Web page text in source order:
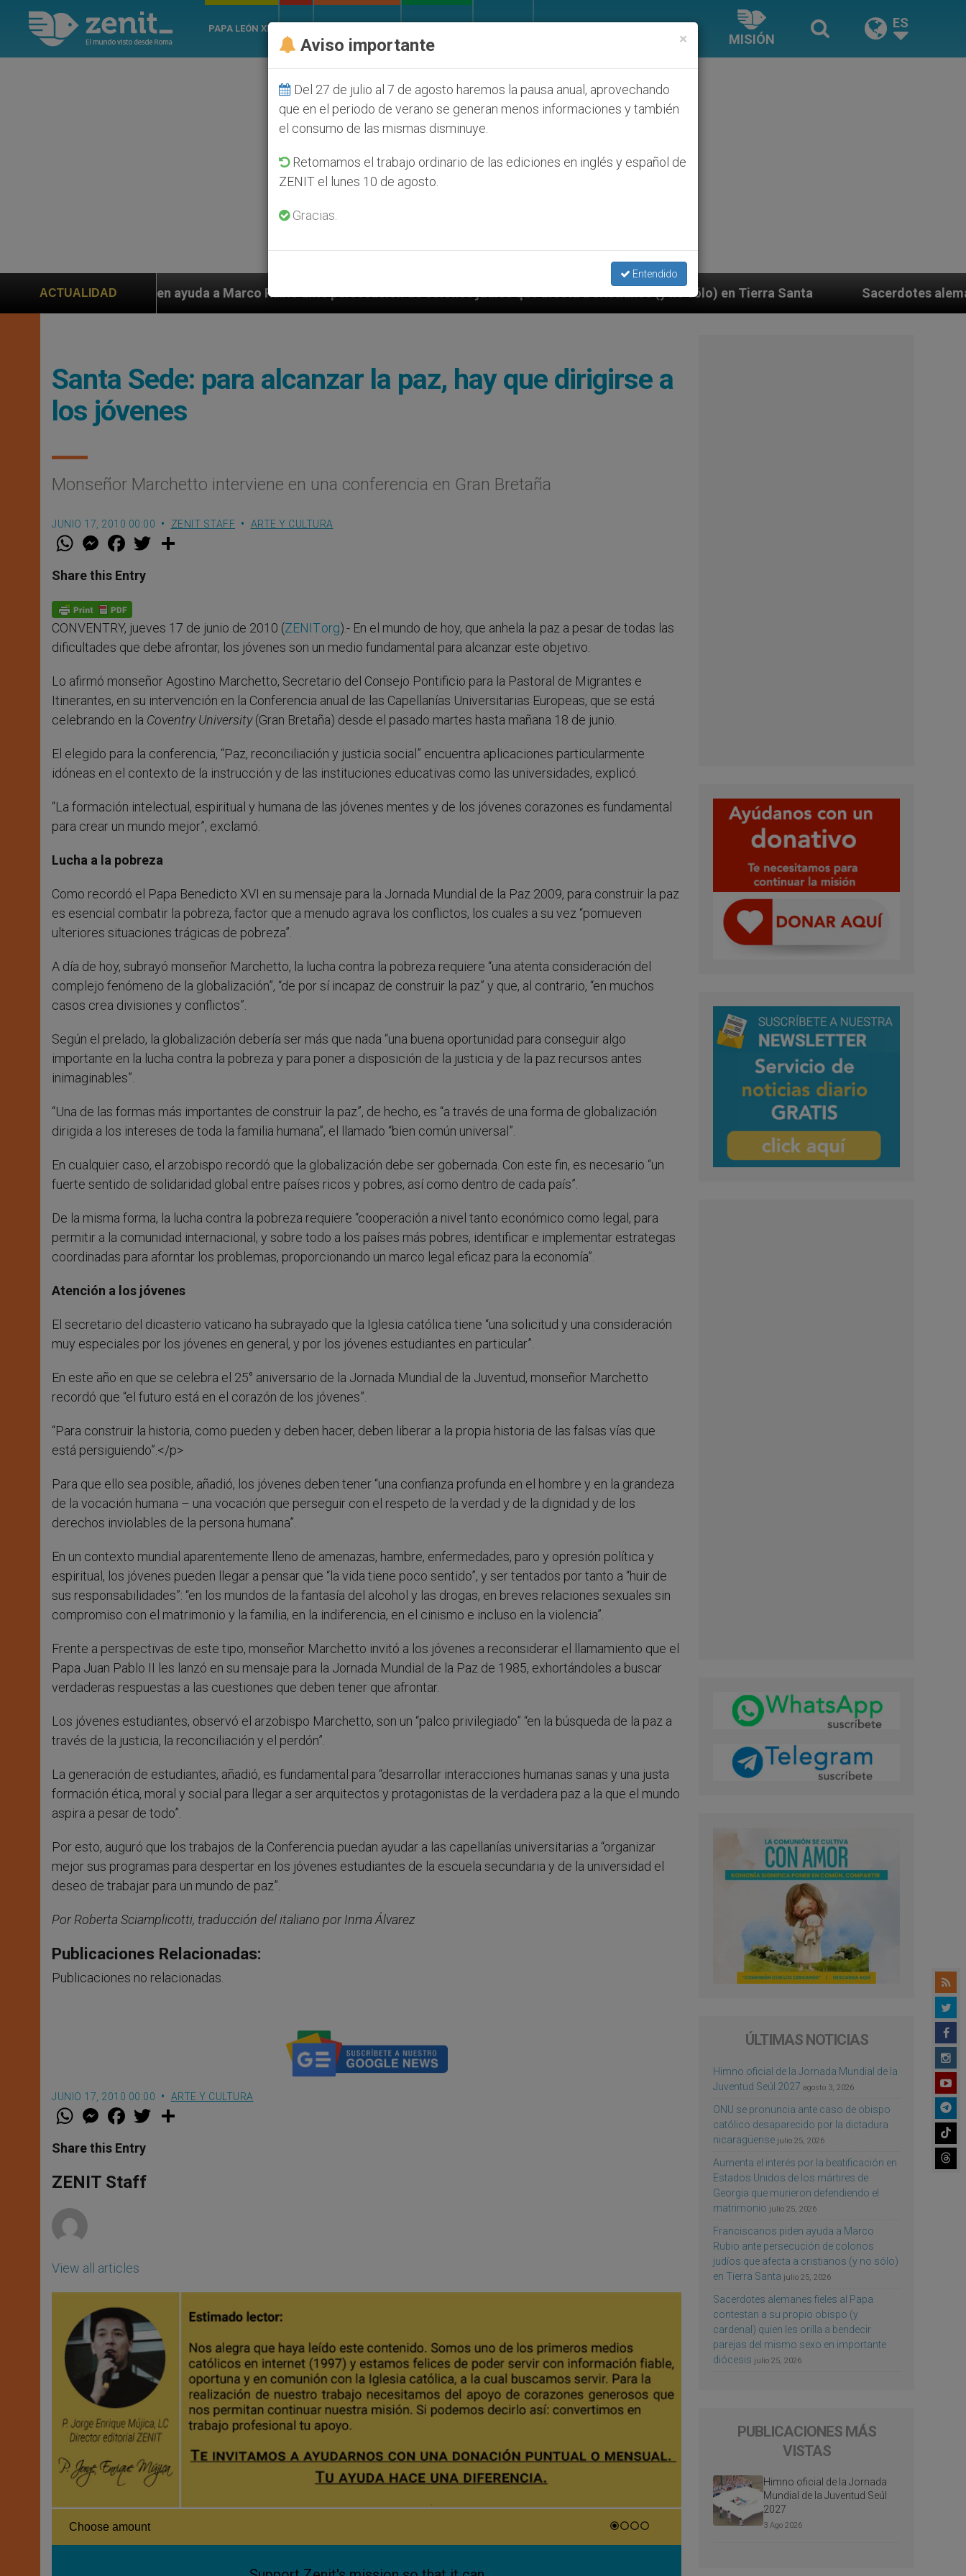
PAPA LEÓN XIV
MISIÓN
ES
ACTUALIDAD
ayuda a Marco Rubio ante persecución de colonos judíos que afecta a cristianos (y no sólo) en Tierra Santa Sacerdotes alemanes fieles al Papa
Santa Sede: para alcanzar la paz, hay que dirigirse a
los jóvenes
Monseñor Marchetto interviene en una conferencia en Gran Bretaña
JUNIO 17, 2010 00:00 ZENIT STAFF ARTE Y CULTURA
W
t
s
p
p
M
e
s
e
g
e
r
F
a
e
b
o
k
w
Share this Entry
CONVENTRY, jueves 17 de junio de 2010 (ZENIT.org).- En el mundo de hoy, que anhela la paz a pesar de todas las
dificultades que debe afrontar, los jóvenes son un medio fundamental para alcanzar este objetivo.
Lo afirmó monseñor Agostino Marchetto, Secretario del Consejo Pontificio para la Pastoral de Migrantes e
Itinerantes, en su intervención en la Conferencia anual de las Capellanías Universitarias Europeas, que se está
celebrando en la Coventry University(Gran Bretaña) desde el pasado martes hasta mañana 18 de junio.
El elegido para la conferencia, “Paz, reconciliación y justicia social” encuentra aplicaciones particularmente
idóneas en el contexto de la instrucción y de las instituciones educativas como las universidades, explicó.
“La formación intelectual, espiritual y humana de las jóvenes mentes y de los jóvenes corazones es fundamental
para crear un mundo mejor”, exclamó.
Lucha a la pobreza
Como recordó el Papa Benedicto XVI en su mensaje para la Jornada Mundial de la Paz 2009, para construir la paz
es esencial combatir la pobreza, factor que a menudo agrava los conflictos, los cuales a su vez “pomueven
ulteriores situaciones trágicas de pobreza”.
A día de hoy, subrayó monseñor Marchetto, la lucha contra la pobreza requiere “una atenta consideración del
complejo fenómeno de la globalización”, “de por sí incapaz de construir la paz” y que, al contrario, “en muchos
casos crea divisiones y conflictos”.
Según el prelado, la globalización debería ser más que nada “una buena oportunidad para conseguir algo
importante en la lucha contra la pobreza y para poner a disposición de la justicia y de la paz recursos antes
inimaginables”.
“Una de las formas más importantes de construir la paz”, de hecho, es “a través de una forma de globalización
dirigida a los intereses de toda la familia humana”, el llamado “bien común universal”.
En cualquier caso, el arzobispo recordó que la globalización debe ser gobernada. Con este fin, es necesario “un
fuerte sentido de solidaridad global entre países ricos y pobres, así como dentro de cada país”.
De la misma forma, la lucha contra la pobreza requiere “cooperación a nivel tanto económico como legal, para
permitir a la comunidad internacional, y sobre todo a los países más pobres, identificar e implementar estrategas
coordinadas para aforntar los problemas, proporcionando un marco legal eficaz para la economía”.
Atención a los jóvenes
El secretario del dicasterio vaticano ha subrayado que la Iglesia católica tiene “una solicitud y una consideración
muy especiales por los jóvenes en general, y por los jóvenes estudiantes en particular”.
En este año en que se celebra el 25° aniversario de la Jornada Mundial de la Juventud, monseñor Marchetto
recordó que “el futuro está en el corazón de los jóvenes”.
“Para construir la historia, como pueden y deben hacer, deben liberar a la propia historia de las falsas vías que
está persiguiendo”.</p>
Para que ello sea posible, añadió, los jóvenes deben tener “una confianza profunda en el hombre y en la grandeza
de la vocación humana – una vocación que perseguir con el respeto de la verdad y de la dignidad y de los
derechos inviolables de la persona humana”.
En un contexto mundial aparentemente lleno de amenazas, hambre, enfermedades, paro y opresión política y
espiritual, los jóvenes pueden llegar a pensar que “la vida tiene poco sentido”, y ser tentados por tanto a “huir de
sus responsabilidades”: “en los mundos de la fantasía del alcohol y las drogas, en breves relaciones sexuales sin
compromiso con el matrimonio y la familia, en la indiferencia, en el cinismo e incluso en la violencia”.
Frente a perspectivas de este tipo, monseñor Marchetto invitó a los jóvenes a reconsiderar el llamamiento que el
Papa Juan Pablo II les lanzó en su mensaje para la Jornada Mundial de la Paz de 1985, exhortándoles a buscar
verdaderas respuestas a las cuestiones que deben tener que afrontar.
Los jóvenes estudiantes, observó el arzobispo Marchetto, son un “palco privilegiado” “en la búsqueda de la paz a
través de la justicia, la reconciliación y el perdón”.
La generación de estudiantes, añadió, es fundamental para “desarrollar interacciones humanas sanas y una justa
formación ética, moral y social para llegar a ser arquitectos y protagonistas de la verdadera paz a la que el mundo
aspira a pesar de todo”.
Por esto, auguró que los trabajos de la Conferencia puedan ayudar a las capellanías universitarias a “organizar
mejor sus programas para despertar en los jóvenes estudiantes de la escuela secundaria y de la universidad el
deseo de trabajar para un mundo de paz”.
Por Roberta Sciamplicotti, traducción del italiano por Inma Álvarez
Publicaciones Relacionadas:
Publicaciones no relacionadas.
JUNIO 17, 2010 00:00 ARTE Y CULTURA
W
t
s
p
p
M
e
s
e
g
e
F
a
e
b
o
k
w
Share this Entry
ZENIT Staff
View all articles
ÚLTIMAS NOTICIAS
Himno oficial de la Jornada Mundial de la
Juventud Seúl 2027 agosto 3, 2026
ONU se pronuncia ante caso de obispo
católico desaparecido por la dictadura
nicaragüense julio 25, 2026
Aumenta el interés por la beatificación en
Estados Unidos de los mártires de
Georgia que murieron defendiendo el
matrimonio julio 25, 2026
Franciscanos piden ayuda a Marco
Rubio ante persecución de colonos
judíos que afecta a cristianos (y no sólo)
en Tierra Santa julio 25, 2026
Sacerdotes alemanes fieles al Papa
contestan a su propio obispo (y
cardenal) quien les orilla a bendecir
parejas del mismo sexo en importante
diócesis julio 25, 2026
PUBLICACIONES MÁS
VISTAS
Himno oficial de la Jornada
Mundial de la Juventud Seúl
2027
3 Ago 2026
×
Aviso importante
Del 27 de julio al 7 de agosto haremos la pausa anual, aprovechando
que en el periodo de verano se generan menos informaciones y también
el consumo de las mismas disminuye.
Retomamos el trabajo ordinario de las ediciones en inglés y español de
ZENIT el lunes 10 de agosto.
Gracias.
Entendido